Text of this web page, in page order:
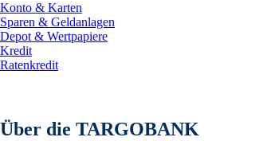
Konto & Karten
Sparen & Geldanlagen
Depot & Wertpapiere
Kredit
Ratenkredit
Über die TARGOBANK